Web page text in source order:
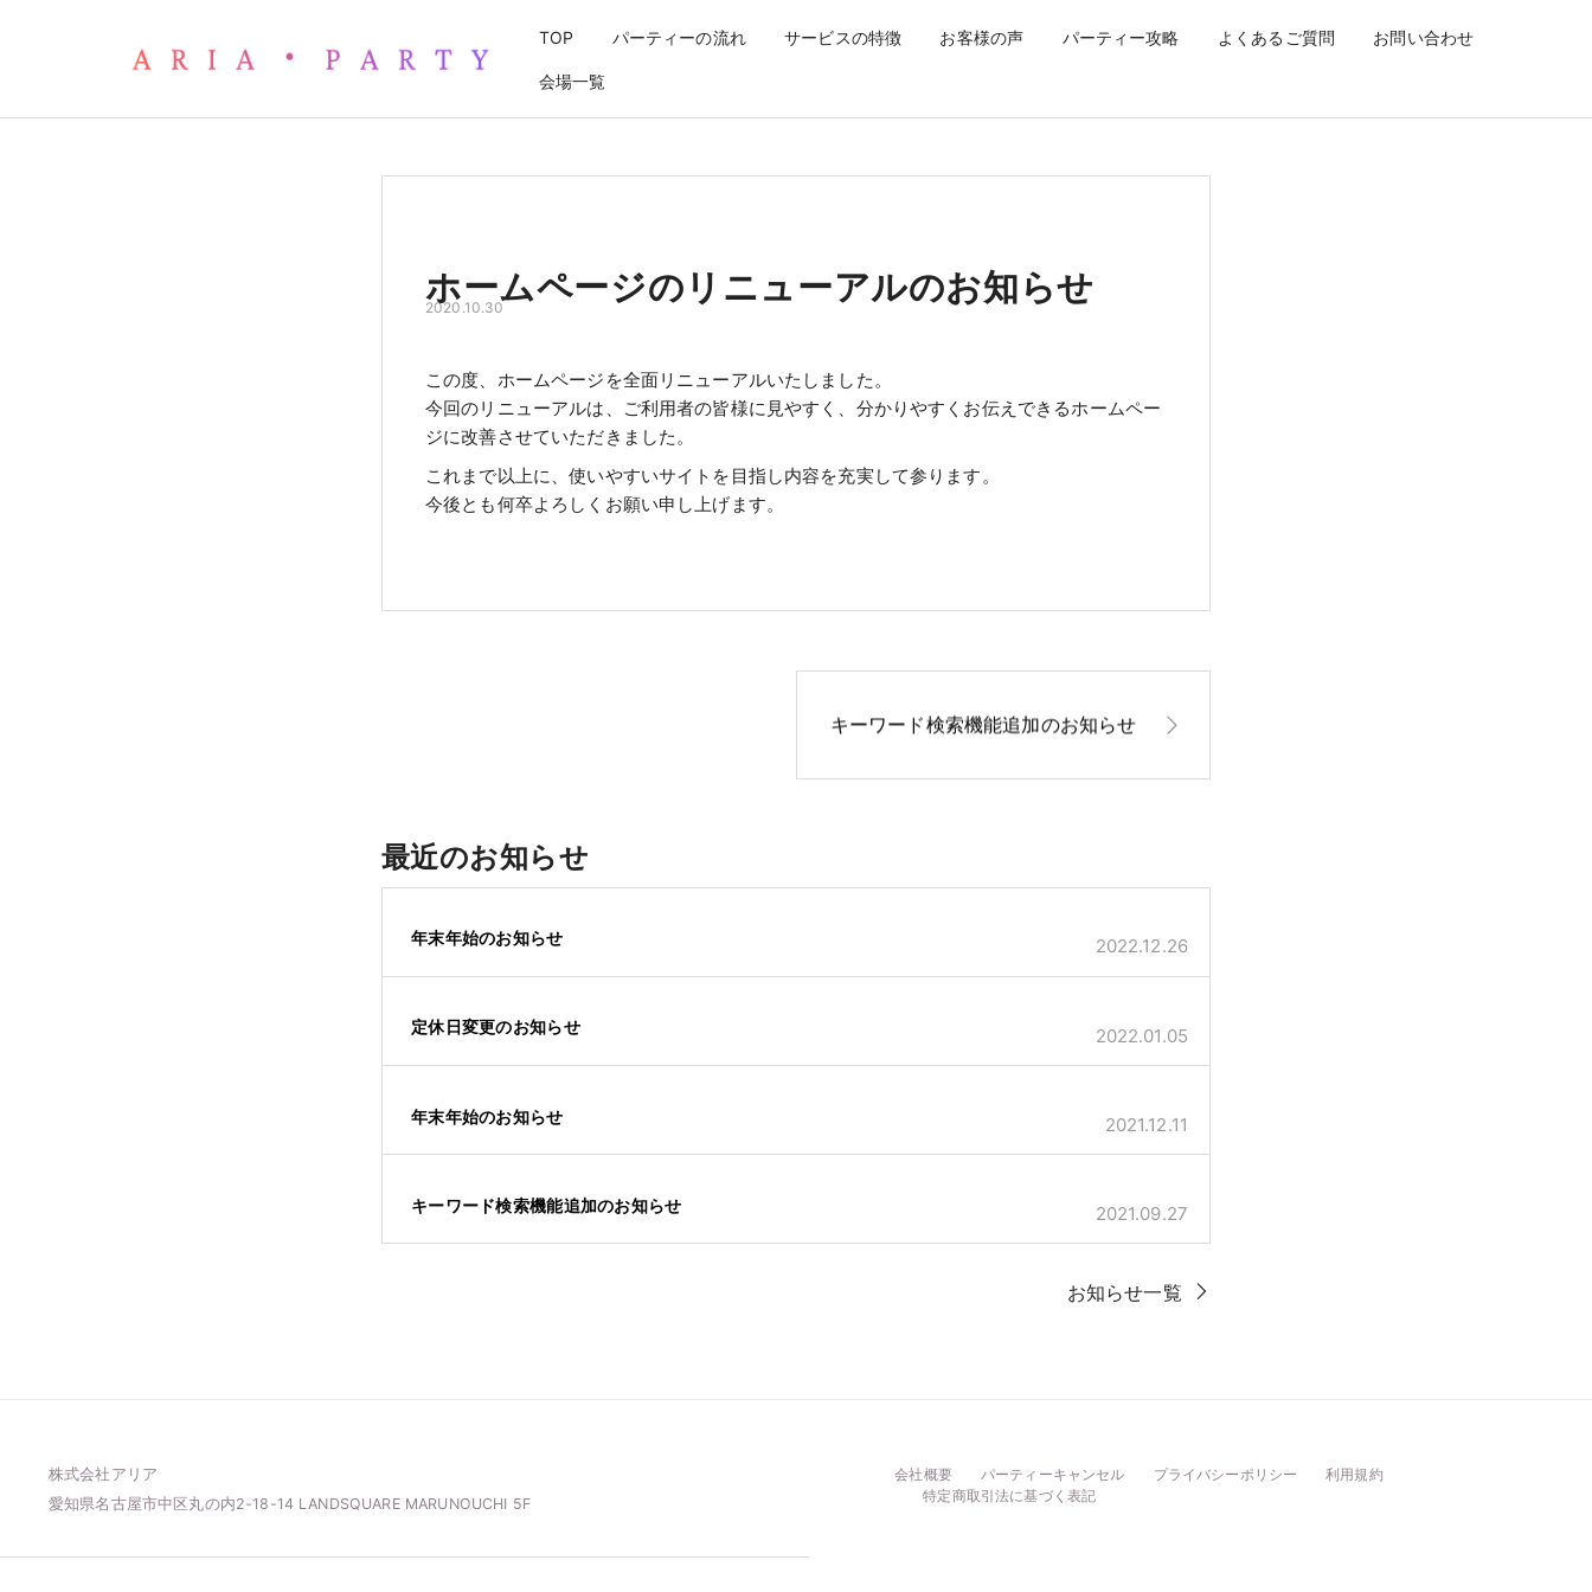
ホームページのリニューアルのお知らせ
TOP パーティーの流れ サービスの特徴 お客様の声 パーティー攻略 よくあるご質問 お問い合わせ
会場一覧
ホームページのリニューアルのお知らせ
2020.10.30
この度、ホームページを全面リニューアルいたしました。
今回のリニューアルは、ご利用者の皆様に見やすく、分かりやすくお伝えできるホームペー
ジに改善させていただきました。
これまで以上に、使いやすいサイトを目指し内容を充実して参ります。
今後とも何卒よろしくお願い申し上げます。
キーワード検索機能追加のお知らせ
最近のお知らせ
年末年始のお知らせ 2022.12.26
定休日変更のお知らせ 2022.01.05
年末年始のお知らせ 2021.12.11
キーワード検索機能追加のお知らせ 2021.09.27
お知らせ一覧
株式会社アリア
愛知県名古屋市中区丸の内2-18-14 LANDSQUARE MARUNOUCHI 5F
会社概要 パーティーキャンセル プライバシーポリシー
利用規約
特定商取引法に基づく表記